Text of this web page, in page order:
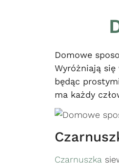
Domowe
Wyróżniają
będąc
ma każdy
Czarnuszka